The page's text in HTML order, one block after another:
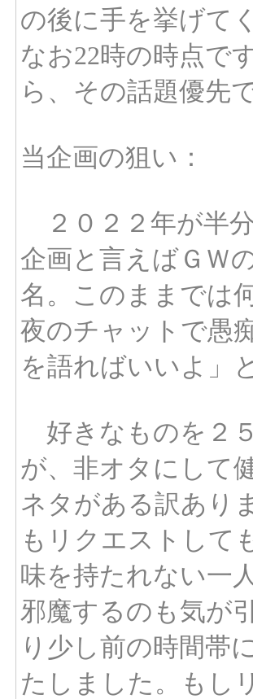
の後に手を挙げて
なお22時の時点で
ら、その話題優先
当企画の狙い：
２０２２年が半
企画と言えばＧＷ
名。このままでは
夜のチャットで愚
を語ればいいよ」
好きなものを２
が、非オタにして
ネタがある訳あり
もリクエストして
味を持たれない一
邪魔するのも気が
り少し前の時間帯
たしました。もし